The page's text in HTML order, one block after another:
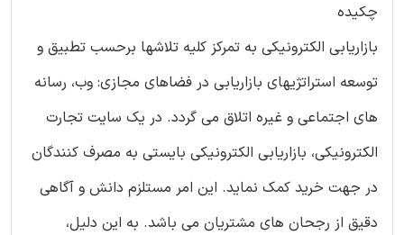
چکیده
بازاریابی الکترونیکی به تمرکز کلیه تلاشها برحسب تطبیق و
توسعه استراتژیهای بازاریابی در فضاهای مجازی: وب، رسانه
های اجتماعی و غیره اتلاق می گردد. در یک سایت تجارت
الکترونیکی، بازاریابی الکترونیکی بایستی به مصرف کنندگان
در جهت خرید کمک نماید. این امر مستلزم دانش و آگاهی
دقیق از رجحان های مشتریان می باشد. به این دلیل،